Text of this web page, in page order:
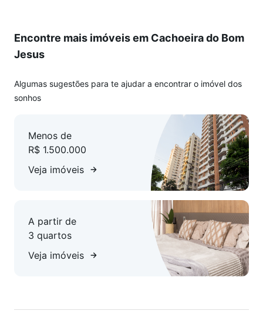
Encontre mais imóveis em Cachoeira do Bom
Jesus
Algumas sugestões para te ajudar a encontrar o imóvel dos
sonhos
Menos de
R$ 1.500.000
Veja imóveis
A partir de
3 quartos
Veja imóveis